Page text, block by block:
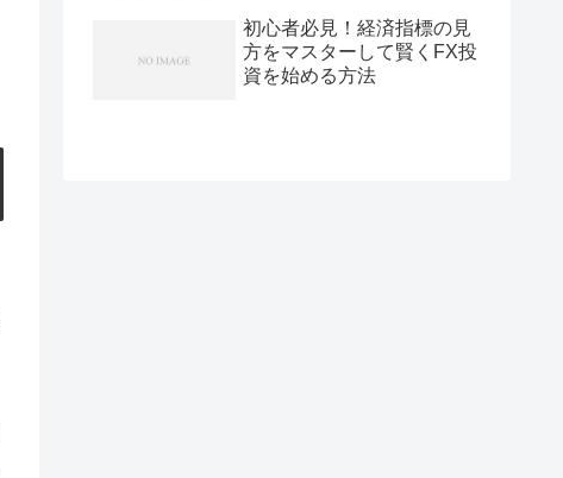
初心者必見！経済指標の見
方をマスターして賢くFX投
資を始める方法